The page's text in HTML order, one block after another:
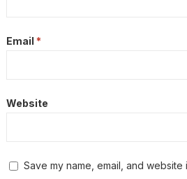
Email *
Website
Save my name, email, and